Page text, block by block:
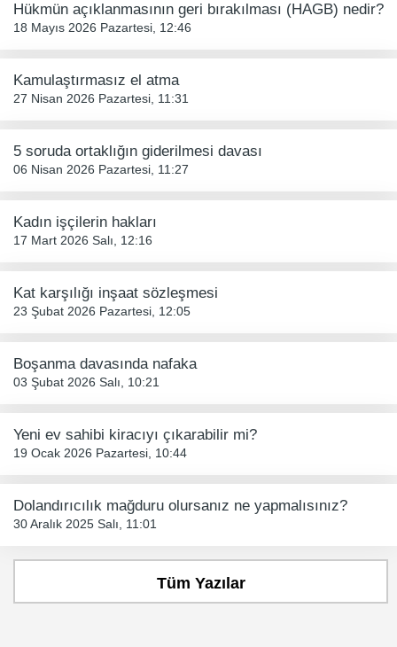
Hükmün açıklanmasının geri bırakılması (HAGB) nedir?
18 Mayıs 2026 Pazartesi, 12:46
Kamulaştırmasız el atma
27 Nisan 2026 Pazartesi, 11:31
5 soruda ortaklığın giderilmesi davası
06 Nisan 2026 Pazartesi, 11:27
Kadın işçilerin hakları
17 Mart 2026 Salı, 12:16
Kat karşılığı inşaat sözleşmesi
23 Şubat 2026 Pazartesi, 12:05
Boşanma davasında nafaka
03 Şubat 2026 Salı, 10:21
Yeni ev sahibi kiracıyı çıkarabilir mi?
19 Ocak 2026 Pazartesi, 10:44
Dolandırıcılık mağduru olursanız ne yapmalısınız?
30 Aralık 2025 Salı, 11:01
Tüm Yazılar